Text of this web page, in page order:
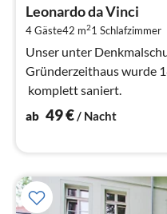
Leonardo da Vinci
4 Gäste42 m21 Schlafzimmer
Unser unter
Gründerzeithaus wurde
komplett saniert.
ab 49€/ Nacht